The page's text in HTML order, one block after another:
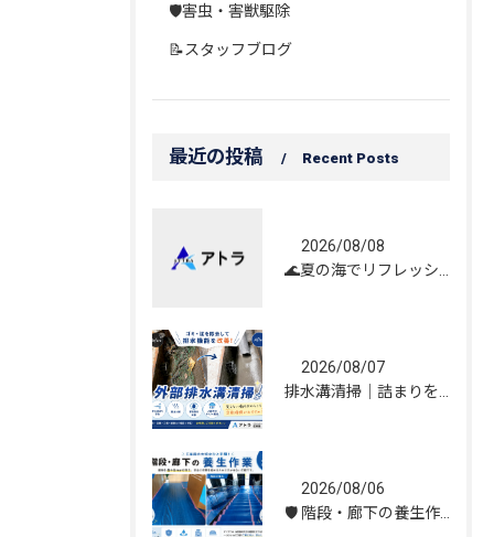
🛡️害虫・害獣駆除
📝スタッフブログ
最近の投稿 Recent Posts
2026/08/08
2026/08/07
2026/08/06